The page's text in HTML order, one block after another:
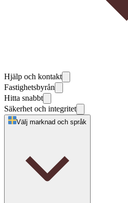
Hjälp och kontakt
Fastighetsbyrån
Hitta snabbt
Säkerhet och integritet
Välj marknad och språk